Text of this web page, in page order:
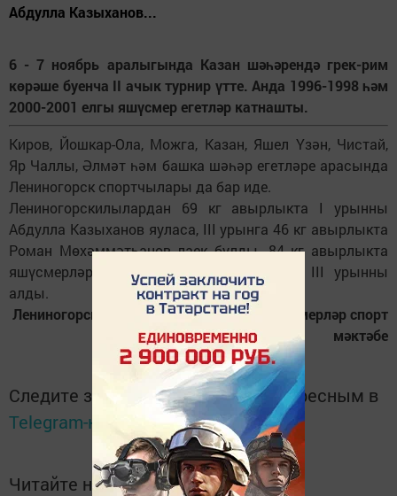
Абдулла Казыханов...
6 - 7 ноябрь аралыгында Казан шәһәрендә грек-рим
көрәше буенча II ачык турнир үтте. Анда 1996-1998 һәм
2000-2001 елгы яшүсмер егетләр катнашты.
Киров, Йошкар-Ола, Можга, Казан, Яшел Үзән, Чистай,
Яр Чаллы, Әлмәт һәм башка шәһәр егетләре арасында
Лениногорск спортчылары да бар иде.
Лениногорскилылардан 69 кг авырлыкта I урынны
Абдулла Казыханов яуласа, III урынга 46 кг авырлыкта
Роман Мөхәммәтһанов лаек булды. 84 кг авырлыкта
яшүсмерләр арасыннан Равшан Яфасов III урынны
алды.
Лениногорскиның 3 нче балалар һәм яшүсмерләр спорт
мәктәбе
Следите за самым важным и интересным в
Telegram-каналеТатмедиа
Читайте новости Татарстана в